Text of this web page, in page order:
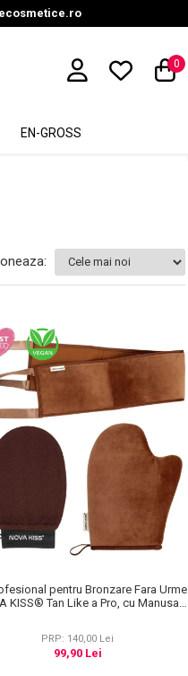
0
EN-GROSS
pentru Bronzare Fara Urme
KISS® Tan Like a Pro, cu Manusa
PRP: 140,00 Lei
99,90 Lei